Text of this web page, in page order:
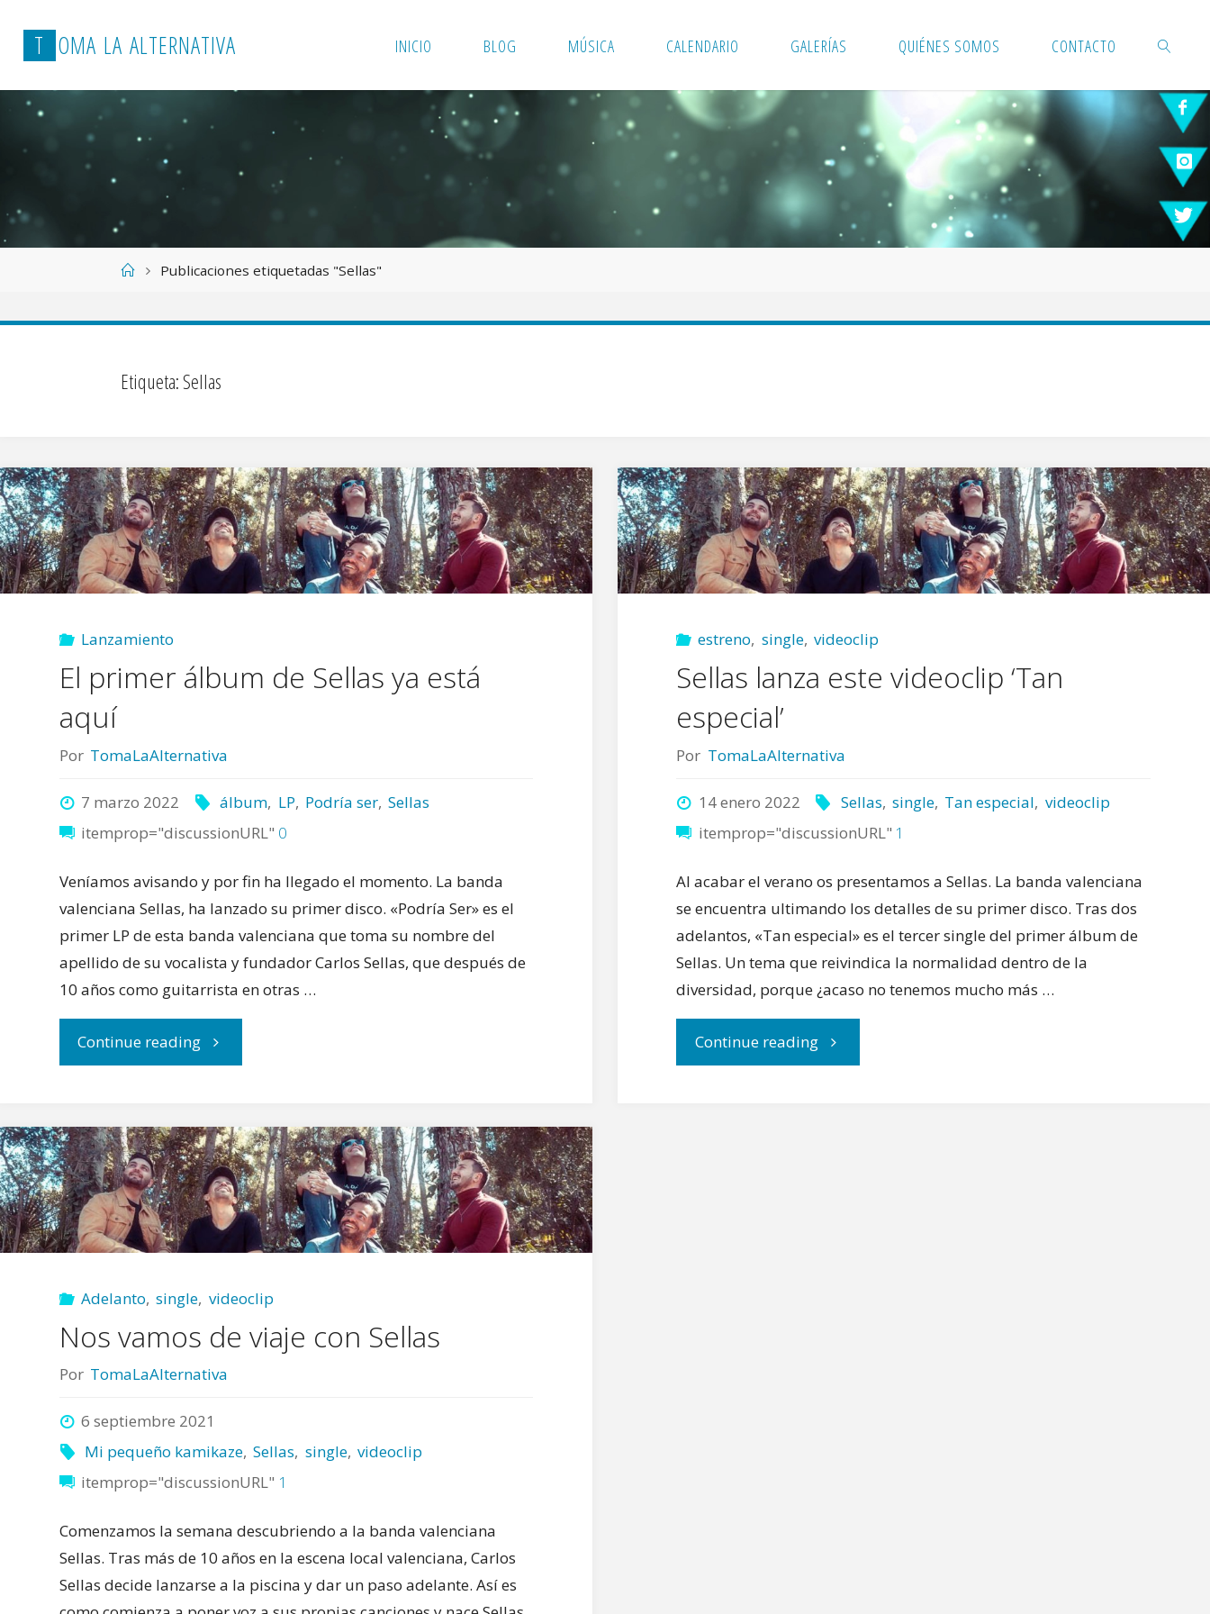
T OMA LA ALTERNATIVA INICIO BLOG MÚSICA CALENDARIO GALERÍAS QUIÉNES SOMOS CONTACTO
BUSCAR
Página
Inicio
Publicaciones etiquetadas "Sellas"
Etiqueta: Sellas
Lanzamiento
El primer álbum de Sellas ya está
aquí
Por TomaLaAlternativa
7 marzo 2022 álbum, LP, Podría ser, Sellas
itemprop="discussionURL" 0
Veníamos avisando y por fin ha llegado el momento. La banda
valenciana Sellas, ha lanzado su primer disco. «Podría Ser» es el
primer LP de esta banda valenciana que toma su nombre del
apellido de su vocalista y fundador Carlos Sellas, que después de
10 años como guitarrista en otras …
Continue reading"El
álbum
de
Sellas
estreno, single, videoclip
Sellas lanza este videoclip ‘Tan
especial’
Por TomaLaAlternativa
14 enero 2022 Sellas, single, Tan especial, videoclip
itemprop="discussionURL" 1
Al acabar el verano os presentamos a Sellas. La banda valenciana
se encuentra ultimando los detalles de su primer disco. Tras dos
adelantos, «Tan especial» es el tercer single del primer álbum de
Sellas. Un tema que reivindica la normalidad dentro de la
diversidad, porque ¿acaso no tenemos mucho más …
Continue reading"Sellas
Adelanto, single, videoclip
Nos vamos de viaje con Sellas
Por TomaLaAlternativa
6 septiembre 2021
Mi pequeño kamikaze, Sellas, single, videoclip
itemprop="discussionURL" 1
Comenzamos la semana descubriendo a la banda valenciana
Sellas. Tras más de 10 años en la escena local valenciana, Carlos
Sellas decide lanzarse a la piscina y dar un paso adelante. Así es